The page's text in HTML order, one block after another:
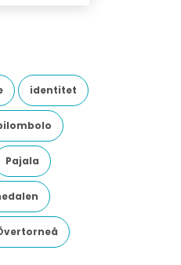
identitet
Pajala